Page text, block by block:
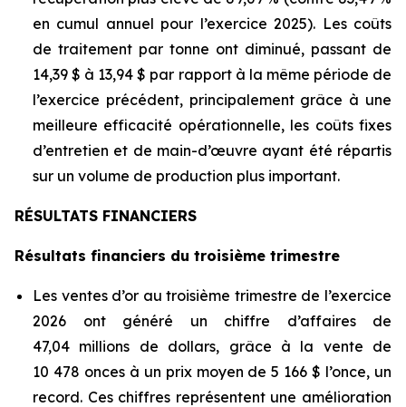
en cumul annuel pour l’exercice 2025). Les coûts
de traitement par tonne ont diminué, passant de
14,39 $ à 13,94 $ par rapport à la même période de
l’exercice précédent, principalement grâce à une
meilleure efficacité opérationnelle, les coûts fixes
d’entretien et de main-d’œuvre ayant été répartis
sur un volume de production plus important.
RÉSULTATS FINANCIERS
Résultats financiers du troisième trimestre
Les ventes d’or au troisième trimestre de l’exercice
2026 ont généré un chiffre d’affaires de
47,04 millions de dollars, grâce à la vente de
10 478 onces à un prix moyen de 5 166 $ l’once, un
record. Ces chiffres représentent une amélioration